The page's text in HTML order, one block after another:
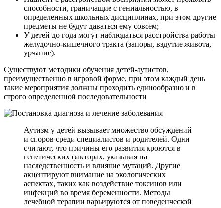
способности, граничащие с гениальностью, в
определенных школьных дисциплинах, при этом другие
предметы не будут даваться ему совсем;
У детей до года могут наблюдаться расстройства работы
желудочно-кишечного тракта (запоры, вздутие живота,
урчание).
Существуют методики обучения детей-аутистов,
преимущественно в игровой форме, при этом каждый день
такие мероприятия должны проходить единообразно и в
строго определенной последовательности
Аутизм у детей вызывает множество обсуждений
и споров среди специалистов и родителей. Одни
считают, что причины его развития кроются в
генетических факторах, указывая на
наследственность и влияние мутаций. Другие
акцентируют внимание на экологических
аспектах, таких как воздействие токсинов или
инфекций во время беременности. Методы
лечебной терапии варьируются от поведенческой